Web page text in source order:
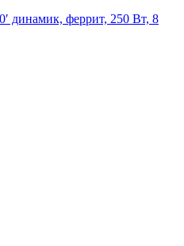
динамик, феррит, 250 Вт, 8